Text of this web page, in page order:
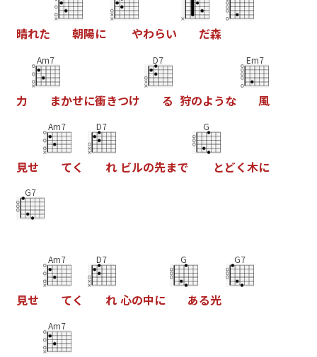
晴れた 朝陽に やわらい だ森
力
Am7
まかせに衝きつけ
D7
る 狩のような
Em7
風
見せ
Am7
てく
D7
れ ビルの先まで
G
とどく木に
G7
見せ
Am7
てく
D7
れ 心の中に
G
ある光
G7
Am7